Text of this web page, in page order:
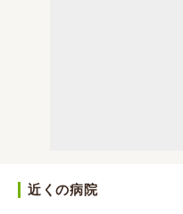
近くの病院